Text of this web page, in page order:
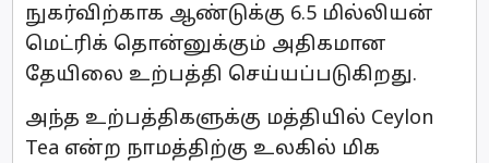
நுகர்விற்காக ஆண்டுக்கு 6.5 மில்லியன்
மெட்ரிக் தொன்னுக்கும் அதிகமான
தேயிலை உற்பத்தி செய்யப்படுகிறது.
அந்த உற்பத்திகளுக்கு மத்தியில் Ceylon
Tea என்ற நாமத்திற்கு உலகில் மிக